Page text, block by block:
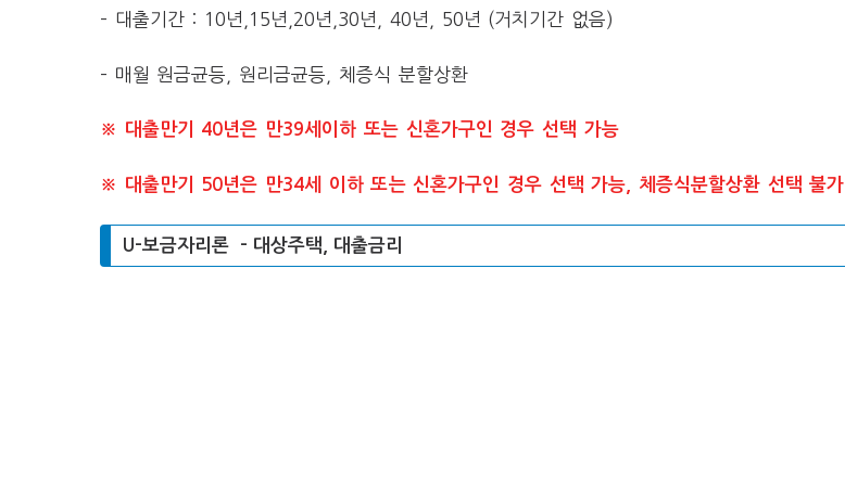
– 대출기간 : 10년,15년,20년,30년, 40년, 50년 (거치기간 없음)
– 매월 원금균등, 원리금균등, 체증식 분할상환
※ 대출만기 40년은 만39세이하 또는 신혼가구인 경우 선택 가능
※ 대출만기 50년은 만34세 이하 또는 신혼가구인 경우 선택 가능, 체증식분할상환 선택 불가
U-보금자리론 – 대상주택, 대출금리